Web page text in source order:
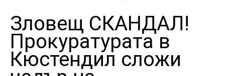
Зловещ СКАНДАЛ!
Прокуратурата в
Кюстендил сложи